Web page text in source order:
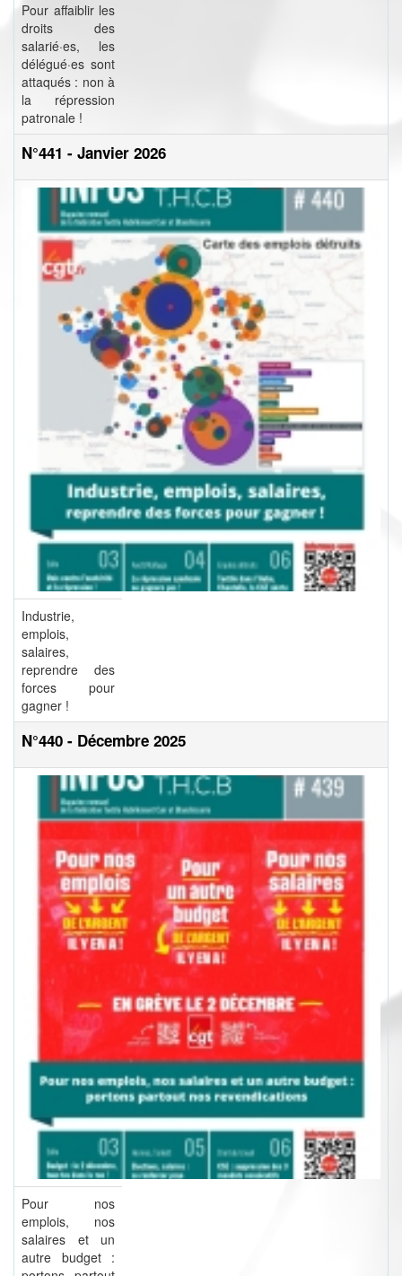
Pour affaiblir les
droits des
salarié·es, les
délégué·es sont
attaqués : non à
la répression
patronale !
N°441 - Janvier 2026
Industrie,
emplois,
salaires,
reprendre des
forces pour
gagner !
N°440 - Décembre 2025
Pour nos
emplois, nos
salaires et un
autre budget :